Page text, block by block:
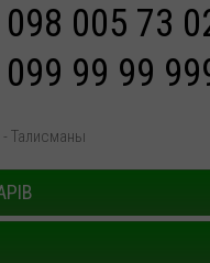
005 73
99 99
Талисманы